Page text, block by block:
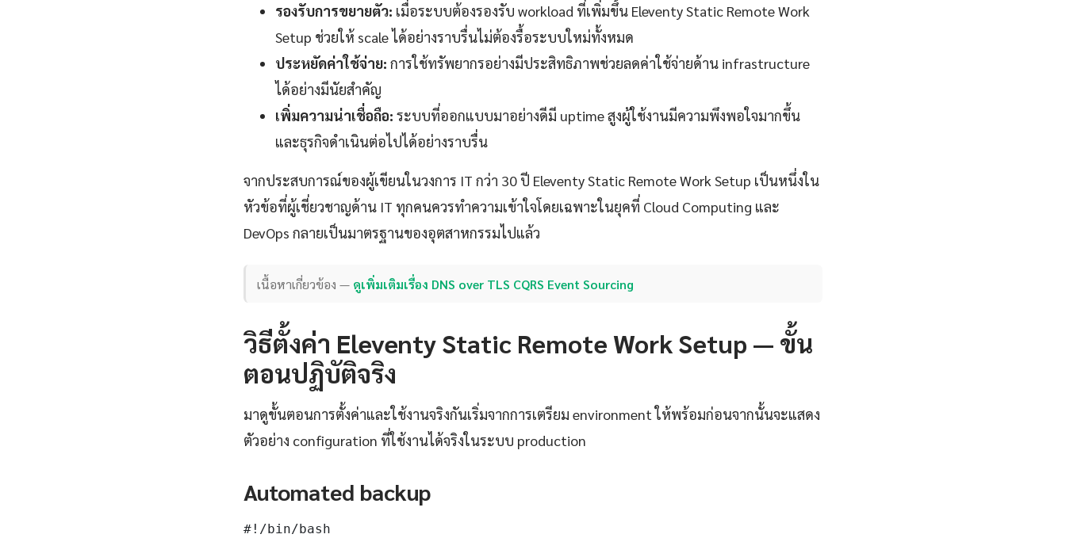
รองรับการขยายตัว: เมื่อระบบต้องรองรับ workload ที่เพิ่มขึ้น Eleventy Static Remote Work
Setup ช่วยให้ scale ได้อย่างราบรื่นไม่ต้องรื้อระบบใหม่ทั้งหมด
ประหยัดค่าใช้จ่าย: การใช้ทรัพยากรอย่างมีประสิทธิภาพช่วยลดค่าใช้จ่ายด้าน infrastructure
ได้อย่างมีนัยสำคัญ
เพิ่มความน่าเชื่อถือ: ระบบที่ออกแบบมาอย่างดีมี uptime สูงผู้ใช้งานมีความพึงพอใจมากขึ้น
และธุรกิจดำเนินต่อไปได้อย่างราบรื่น
จากประสบการณ์ของผู้เขียนในวงการ IT กว่า 30 ปี Eleventy Static Remote Work Setup เป็นหนึ่งใน
หัวข้อที่ผู้เชี่ยวชาญด้าน IT ทุกคนควรทำความเข้าใจโดยเฉพาะในยุคที่ Cloud Computing และ
DevOps กลายเป็นมาตรฐานของอุตสาหกรรมไปแล้ว
เนื้อหาเกี่ยวข้อง — ดูเพิ่มเติมเรื่อง DNS over TLS CQRS Event Sourcing
วิธีตั้งค่า Eleventy Static Remote Work Setup — ขั้น
ตอนปฏิบัติจริง
มาดูขั้นตอนการตั้งค่าและใช้งานจริงกันเริ่มจากการเตรียม environment ให้พร้อมก่อนจากนั้นจะแสดง
ตัวอย่าง configuration ที่ใช้งานได้จริงในระบบ production
Automated backup
#!/bin/bash